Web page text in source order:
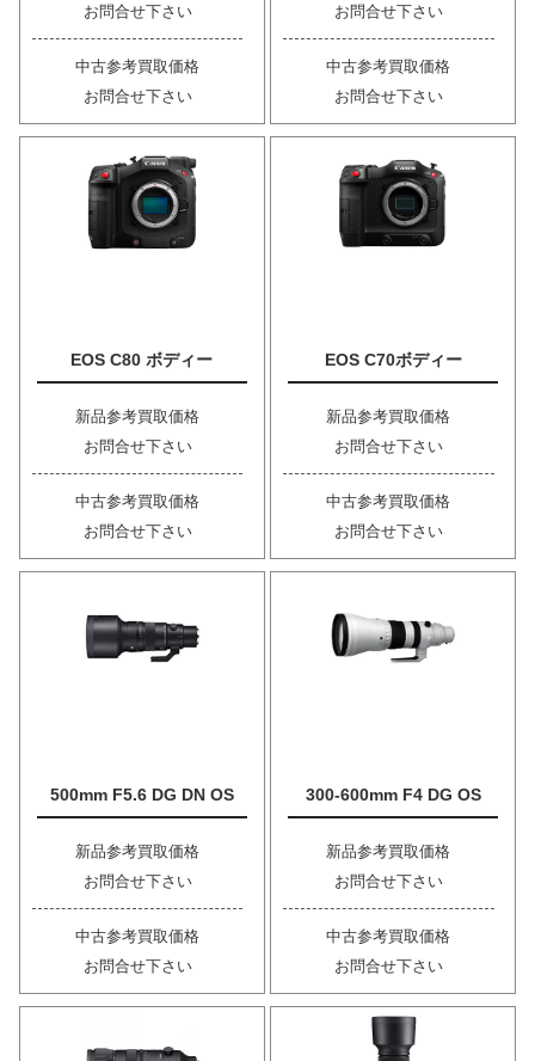
お問合せ下さい
中古参考買取価格
お問合せ下さい
お問合せ下さい
中古参考買取価格
お問合せ下さい
EOS C80 ボディー
新品参考買取価格
お問合せ下さい
中古参考買取価格
お問合せ下さい
EOS C70ボディー
新品参考買取価格
お問合せ下さい
中古参考買取価格
お問合せ下さい
500mm F5.6 DG DN OS
新品参考買取価格
お問合せ下さい
中古参考買取価格
お問合せ下さい
300-600mm F4 DG OS
新品参考買取価格
お問合せ下さい
中古参考買取価格
お問合せ下さい